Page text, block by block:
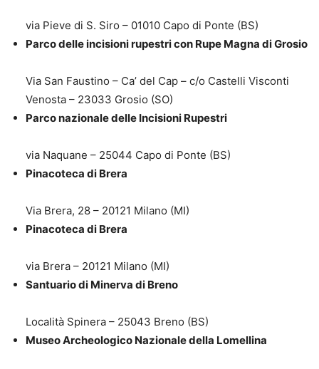
via Pieve di S. Siro – 01010 Capo di Ponte (BS)
Parco delle incisioni rupestri con Rupe Magna di Grosio
Via San Faustino – Ca’ del Cap – c/o Castelli Visconti
Venosta – 23033 Grosio (SO)
Parco nazionale delle Incisioni Rupestri
via Naquane – 25044 Capo di Ponte (BS)
Pinacoteca di Brera
Via Brera, 28 – 20121 Milano (MI)
Pinacoteca di Brera
via Brera – 20121 Milano (MI)
Santuario di Minerva di Breno
Località Spinera – 25043 Breno (BS)
Museo Archeologico Nazionale della Lomellina